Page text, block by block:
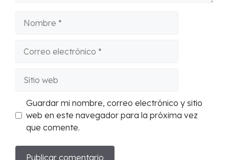
electrónico
web
Guardar mi nombre, correo electrónico y sitio
web en este navegador para la próxima vez
que comente.